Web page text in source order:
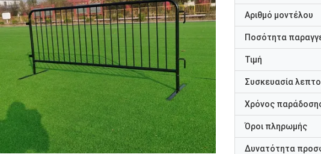
Αριθμό μοντέλου
Ποσότητα
Τιμή
Συσκευασία
Χρόνος
Όροι πληρωμής
Δυνατότητα